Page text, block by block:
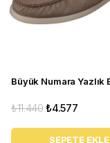
₺4.577
₺11.440
SEPETE EKLE